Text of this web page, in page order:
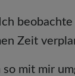
Zeit
mit mir